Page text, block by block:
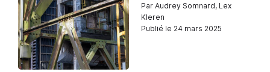
Par Audrey Somnard, Lex
Kleren
Publié le 24 mars 2025